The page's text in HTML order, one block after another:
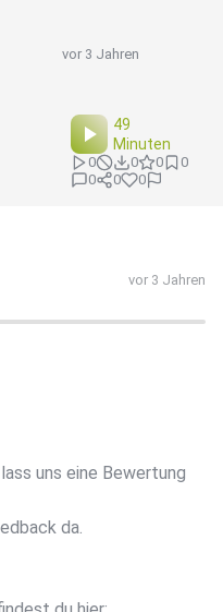
vor 3 Jahren
49
Minuten
0 0 0
0
0
0 0
vor 3 Jahren
uns eine Bewertung
da.